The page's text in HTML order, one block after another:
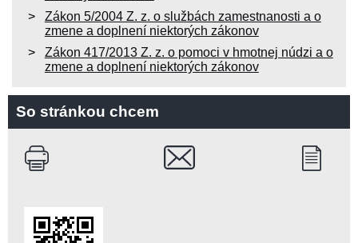
Zákon 5/2004 Z. z. o službách zamestnanosti a o
zmene a doplnení niektorých zákonov
Zákon 417/2013 Z. z. o pomoci v hmotnej núdzi a o
zmene a doplnení niektorých zákonov
So stránkou chcem